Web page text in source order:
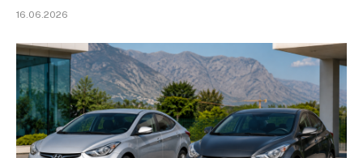
16.06.2026